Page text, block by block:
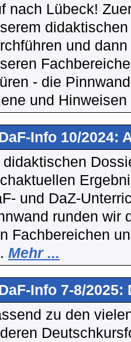
nach Lübeck!
und
- die
und
Info 10/2024:
didaktischen
und DaZ-
runden wir
Fachbereichen
Mehr ...
Info 7-8/
zu den